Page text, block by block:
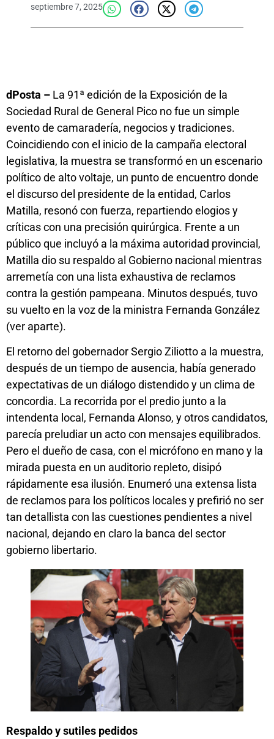
septiembre 7, 2025
dPosta – La 91ª edición de la Exposición de la
Sociedad Rural de General Pico no fue un simple
evento de camaradería, negocios y tradiciones.
Coincidiendo con el inicio de la campaña electoral
legislativa, la muestra se transformó en un escenario
político de alto voltaje, un punto de encuentro donde
el discurso del presidente de la entidad, Carlos
Matilla, resonó con fuerza, repartiendo elogios y
críticas con una precisión quirúrgica. Frente a un
público que incluyó a la máxima autoridad provincial,
Matilla dio su respaldo al Gobierno nacional mientras
arremetía con una lista exhaustiva de reclamos
contra la gestión pampeana. Minutos después, tuvo
su vuelto en la voz de la ministra Fernanda González
(ver aparte).
El retorno del gobernador Sergio Ziliotto a la muestra,
después de un tiempo de ausencia, había generado
expectativas de un diálogo distendido y un clima de
concordia. La recorrida por el predio junto a la
intendenta local, Fernanda Alonso, y otros candidatos,
parecía preludiar un acto con mensajes equilibrados.
Pero el dueño de casa, con el micrófono en mano y la
mirada puesta en un auditorio repleto, disipó
rápidamente esa ilusión. Enumeró una extensa lista
de reclamos para los políticos locales y prefirió no ser
tan detallista con las cuestiones pendientes a nivel
nacional, dejando en claro la banca del sector
gobierno libertario.
Respaldo y sutiles pedidos